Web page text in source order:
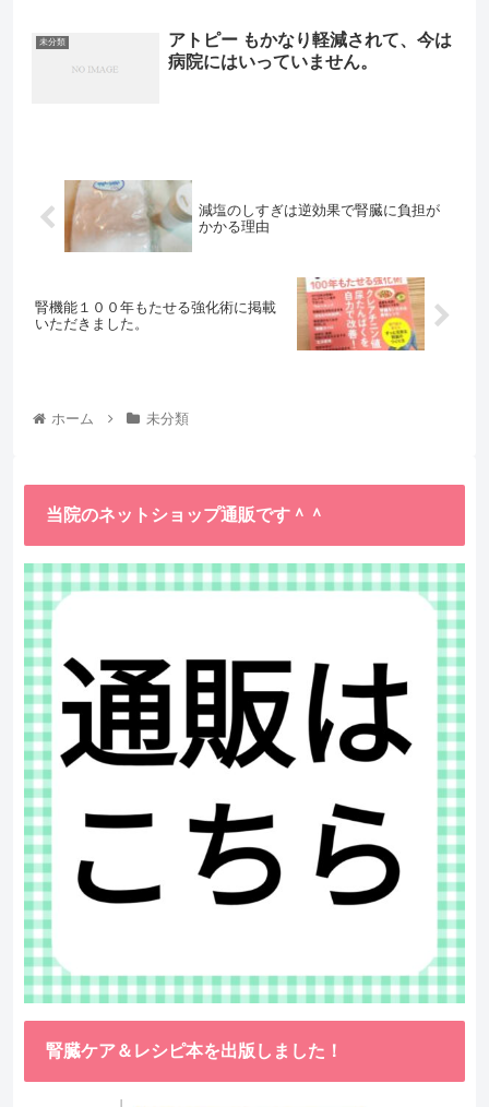
未分類
アトピー もかなり軽減されて、今は
病院にはいっていません。
減塩のしすぎは逆効果で腎臓に負担が
かかる理由
腎機能１００年もたせる強化術に掲載
いただきました。
ホーム 未分類
当院のネットショップ通販です＾＾
腎臓ケア＆レシピ本を出版しました！